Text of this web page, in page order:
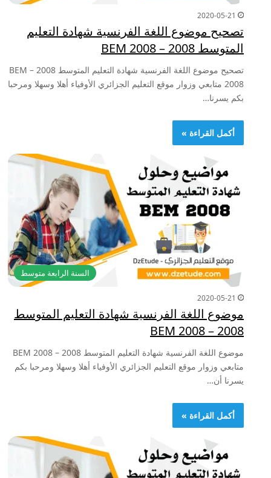
2020-05-21
تصحيح موضوع اللغة الفرنسية شهادة التعليم
المتوسط 2008 – BEM 2008
تصحيح موضوع اللغة الفرنسية شهادة التعليم المتوسط 2008 – BEM
2008 متابعي وزوار موقع التعليم الجزائري الأوفياء أهلا وسهلا ومرحبا
بكم يسرنا…
أكمل القراءة »
السنة الرابعة متوسط
2020-05-21
موضوع اللغة الفرنسية شهادة التعليم المتوسط
2008 – BEM 2008
موضوع اللغة الفرنسية شهادة التعليم المتوسط 2008 – BEM 2008
متابعي وزوار موقع التعليم الجزائري الأوفياء أهلا وسهلا ومرحبا بكم
يسرنا أن…
أكمل القراءة »